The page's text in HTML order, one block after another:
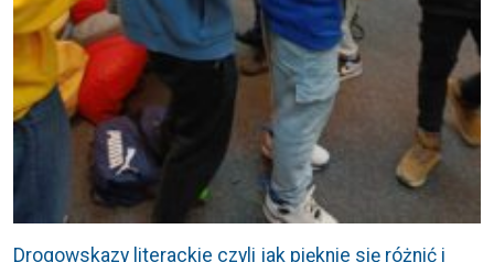
Drogowskazy literackie czyli jak pięknie się różnić i